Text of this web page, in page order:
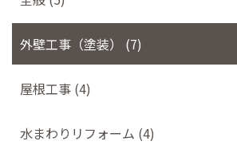
外壁工事（塗装） (7)
屋根工事 (4)
水まわりリフォーム (4)